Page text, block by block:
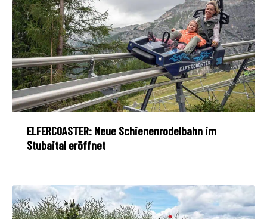
ELFERCOASTER: Neue Schienenrodelbahn im
Stubaital eröffnet